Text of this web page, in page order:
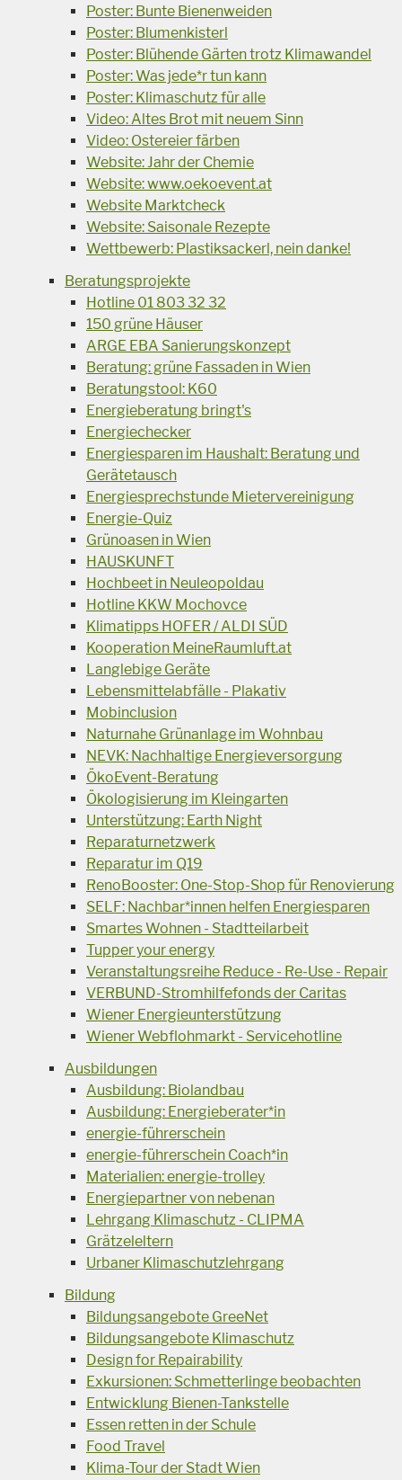
Poster: Bunte Bienenweiden
Poster: Blumenkisterl
Poster: Blühende Gärten trotz Klimawandel
Poster: Was jede*r tun kann
Poster: Klimaschutz für alle
Video: Altes Brot mit neuem Sinn
Video: Ostereier färben
Website: Jahr der Chemie
Website: www.oekoevent.at
Website Marktcheck
Website: Saisonale Rezepte
Wettbewerb: Plastiksackerl, nein danke!
Beratungsprojekte
Hotline 01 803 32 32
150 grüne Häuser
ARGE EBA Sanierungskonzept
Beratung: grüne Fassaden in Wien
Beratungstool: K60
Energieberatung bringt's
Energiechecker
Energiesparen im Haushalt: Beratung und
Gerätetausch
Energiesprechstunde Mietervereinigung
Energie-Quiz
Grünoasen in Wien
HAUSKUNFT
Hochbeet in Neuleopoldau
Hotline KKW Mochovce
Klimatipps HOFER / ALDI SÜD
Kooperation MeineRaumluft.at
Langlebige Geräte
Lebensmittelabfälle - Plakativ
Mobinclusion
Naturnahe Grünanlage im Wohnbau
NEVK: Nachhaltige Energieversorgung
ÖkoEvent-Beratung
Ökologisierung im Kleingarten
Unterstützung: Earth Night
Reparaturnetzwerk
Reparatur im Q19
RenoBooster: One-Stop-Shop für Renovierung
SELF: Nachbar*innen helfen Energiesparen
Smartes Wohnen - Stadtteilarbeit
Tupper your energy
Veranstaltungsreihe Reduce - Re-Use - Repair
VERBUND-Stromhilfefonds der Caritas
Wiener Energieunterstützung
Wiener Webflohmarkt - Servicehotline
Ausbildungen
Ausbildung: Biolandbau
Ausbildung: Energieberater*in
energie-führerschein
energie-führerschein Coach*in
Materialien: energie-trolley
Energiepartner von nebenan
Lehrgang Klimaschutz - CLIPMA
Grätzeleltern
Urbaner Klimaschutzlehrgang
Bildung
Bildungsangebote GreeNet
Bildungsangebote Klimaschutz
Design for Repairability
Exkursionen: Schmetterlinge beobachten
Entwicklung Bienen-Tankstelle
Essen retten in der Schule
Food Travel
Klima-Tour der Stadt Wien